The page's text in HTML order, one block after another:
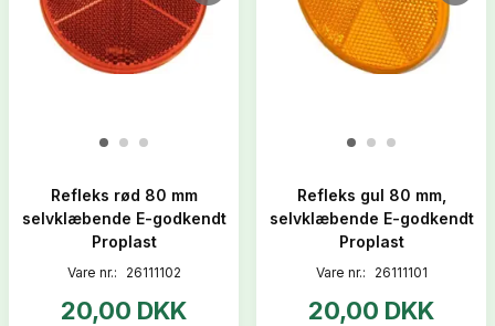
Refleks rød 80 mm
selvklæbende E-godkendt
Proplast
Vare nr.: 26111102
20,00 DKK
Refleks gul 80 mm,
selvklæbende E-godkendt
Proplast
Vare nr.: 26111101
20,00 DKK